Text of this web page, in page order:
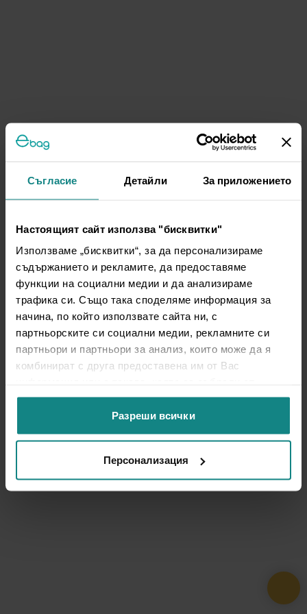
Съгласие Детайли За приложението
Настоящият сайт използва "бисквитки"
Използваме „бисквитки“, за да персонализираме
съдържанието и рекламите, да предоставяме
функции на социални медии и да анализираме
трафика си. Също така споделяме информация за
начина, по който използвате сайта ни, с
партньорските си социални медии, рекламните си
партньори и партньори за анализ, които може да я
комбинират с друга предоставена им от Вас
ползването от Ваша страна на услугите им.
Разреши всички
Персонализация